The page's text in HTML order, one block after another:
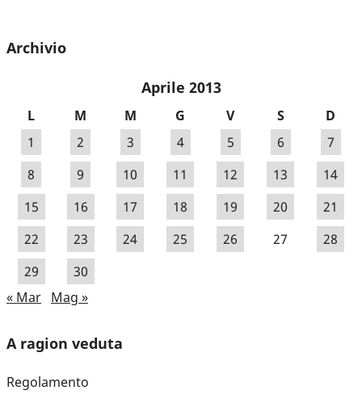
Archivio
Aprile 2013
L M M G V S
D
1
2 3 4 5 6
7
8
9 10 11 12 13
14
15
16 17 18 19 20
21
22
23 24 25 26 27
28
29
30
« Mar Mag »
A ragion veduta
Regolamento